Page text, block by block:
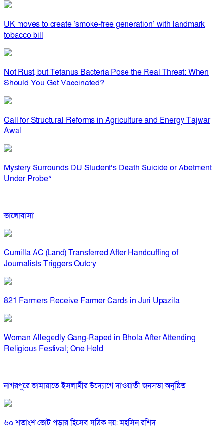
UK moves to create ‘smoke-free generation’ with landmark
tobacco bill
Not Rust, but Tetanus Bacteria Pose the Real Threat: When
Should You Get Vaccinated?
Call for Structural Reforms in Agriculture and Energy Tajwar
Awal
Mystery Surrounds DU Student’s Death Suicide or Abetment
Under Probe”
ভালোবাসা
Cumilla AC (Land) Transferred After Handcuffing of
Journalists Triggers Outcry
821 Farmers Receive Farmer Cards in Juri Upazila
Woman Allegedly Gang-Raped in Bhola After Attending
Religious Festival; One Held
নাগরপুরে জামায়াতে ইসলামীর উদ্যোগে দাওয়াতী জনসভা অনুষ্ঠিত
৬০ শতাংশ ভোট পড়ার হিসেব সঠিক নয়: মহসিন রশিদ